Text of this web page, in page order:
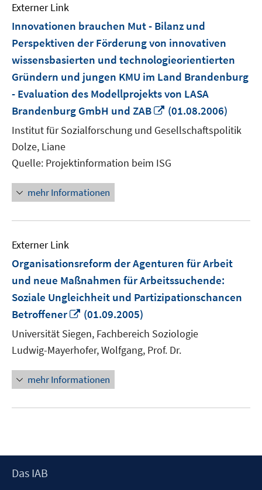
Externer Link
Innovationen brauchen Mut - Bilanz und
Perspektiven der Förderung von innovativen
wissensbasierten und technologieorientierten
Gründern und jungen KMU im Land Brandenburg
- Evaluation des Modellprojekts von LASA
Brandenburg GmbH und ZAB
In
neuem
Fenster
(01.08.2006)
Institut für Sozialforschung und Gesellschaftspolitik
Dolze, Liane
Quelle: Projektinformation beim ISG
mehr Informationen
Externer Link
Organisationsreform der Agenturen für Arbeit
und neue Maßnahmen für Arbeitssuchende:
Soziale Ungleichheit und Partizipationschancen
Betroffener
In
neuem
Fenster
öffnen
(01.09.2005)
Universität Siegen, Fachbereich Soziologie
Ludwig-Mayerhofer, Wolfgang, Prof. Dr.
mehr Informationen
Footer
Das IAB